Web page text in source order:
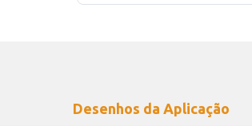
Desenhos da Aplicação